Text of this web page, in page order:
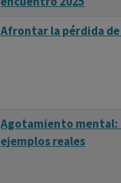
Afrontar la pérdida
Agotamiento mental:
ejemplos reales